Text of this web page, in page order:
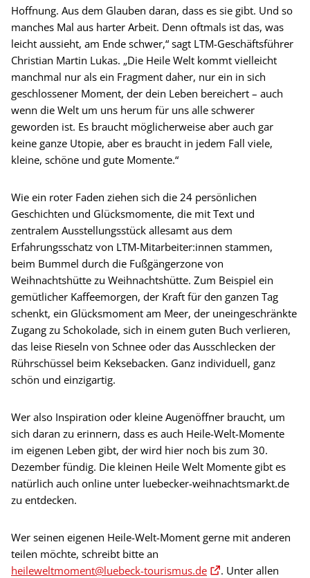
Hoffnung. Aus dem Glauben daran, dass es sie gibt. Und so
manches Mal aus harter Arbeit. Denn oftmals ist das, was
leicht aussieht, am Ende schwer,“ sagt LTM-Geschäftsführer
Christian Martin Lukas. „Die Heile Welt kommt vielleicht
manchmal nur als ein Fragment daher, nur ein in sich
geschlossener Moment, der dein Leben bereichert – auch
wenn die Welt um uns herum für uns alle schwerer
geworden ist. Es braucht möglicherweise aber auch gar
keine ganze Utopie, aber es braucht in jedem Fall viele,
kleine, schöne und gute Momente.“
Wie ein roter Faden ziehen sich die 24 persönlichen
Geschichten und Glücksmomente, die mit Text und
zentralem Ausstellungsstück allesamt aus dem
Erfahrungsschatz von LTM-Mitarbeiter:innen stammen,
beim Bummel durch die Fußgängerzone von
Weihnachtshütte zu Weihnachtshütte. Zum Beispiel ein
gemütlicher Kaffeemorgen, der Kraft für den ganzen Tag
schenkt, ein Glücksmoment am Meer, der uneingeschränkte
Zugang zu Schokolade, sich in einem guten Buch verlieren,
das leise Rieseln von Schnee oder das Ausschlecken der
Rührschüssel beim Keksebacken. Ganz individuell, ganz
schön und einzigartig.
Wer also Inspiration oder kleine Augenöffner braucht, um
sich daran zu erinnern, dass es auch Heile-Welt-Momente
im eigenen Leben gibt, der wird hier noch bis zum 30.
Dezember fündig. Die kleinen Heile Welt Momente gibt es
natürlich auch online unter luebecker-weihnachtsmarkt.de
zu entdecken.
Wer seinen eigenen Heile-Welt-Moment gerne mit anderen
teilen möchte, schreibt bitte an
heileweltmoment@luebeck-tourismus.de
. Unter allen